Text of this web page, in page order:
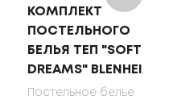
КОМПЛЕКТ
ПОСТЕЛЬНОГО
БЕЛЬЯ ТЕП "SOFT
DREAMS" BLENHEIM
Постельное белье